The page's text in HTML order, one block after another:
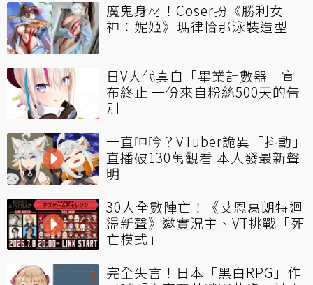
魔鬼身材！Coser扮《勝利女
神：妮姬》瑪律恰那泳裝造型
日V大代真白「畢業計數器」宣
布終止 一份來自粉絲500天的告
別
一直呻吟？VTuber詭異「抖動」
直播破130萬觀看 本人發最新聲
明
30人全數陣亡！《艾恩葛朗特迴
盪新聲》邀實況主、VT挑戰「死
亡模式」
完全失言！日本「黑白RPG」作